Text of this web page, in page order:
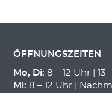
ÖFFNUNGSZEITEN
Mo, Di: 8 – 12 Uhr | 13
Mi: 8 – 12 Uhr |